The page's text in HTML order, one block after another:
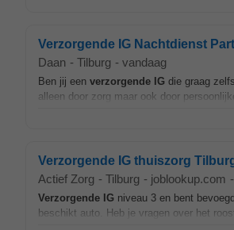
Verzorgende IG Nachtdienst
Daan - Tilburg - vandaag
Ben jij een verzorgende IG die graag
alleen door zorg maar ook door
Verzorgende IG thuiszorg
Actief Zorg - Tilburg - joblookup.com -
Verzorgende IG niveau 3 en bent
beschikt auto. Heb je vragen over het